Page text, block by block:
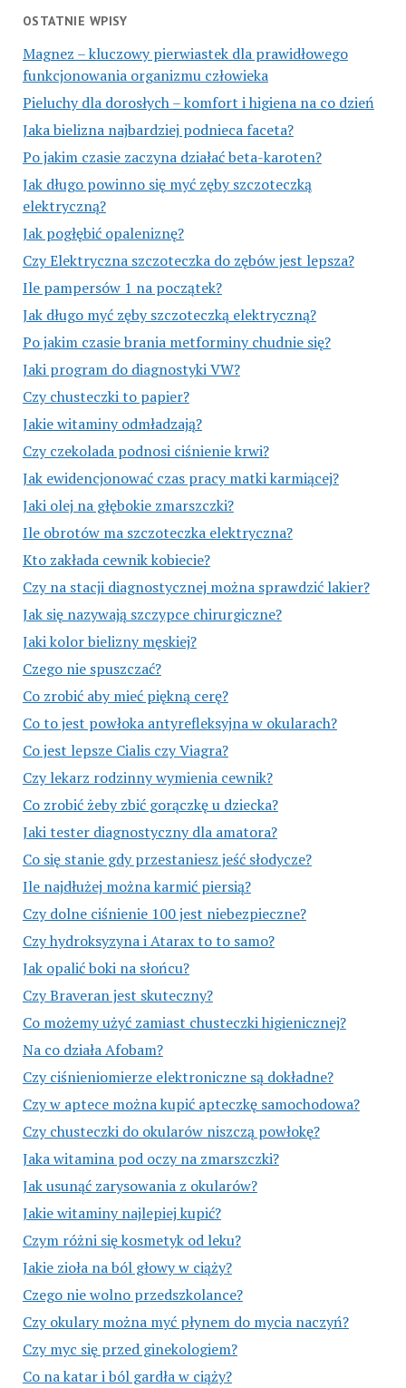
OSTATNIE WPISY
Magnez – kluczowy pierwiastek dla prawidłowego
funkcjonowania organizmu człowieka
Pieluchy dla dorosłych – komfort i higiena na co dzień
Jaka bielizna najbardziej podnieca faceta?
Po jakim czasie zaczyna działać beta-karoten?
Jak długo powinno się myć zęby szczoteczką
elektryczną?
Jak pogłębić opaleniznę?
Czy Elektryczna szczoteczka do zębów jest lepsza?
Ile pampersów 1 na początek?
Jak długo myć zęby szczoteczką elektryczną?
Po jakim czasie brania metforminy chudnie się?
Jaki program do diagnostyki VW?
Czy chusteczki to papier?
Jakie witaminy odmładzają?
Czy czekolada podnosi ciśnienie krwi?
Jak ewidencjonować czas pracy matki karmiącej?
Jaki olej na głębokie zmarszczki?
Ile obrotów ma szczoteczka elektryczna?
Kto zakłada cewnik kobiecie?
Czy na stacji diagnostycznej można sprawdzić lakier?
Jak się nazywają szczypce chirurgiczne?
Jaki kolor bielizny męskiej?
Czego nie spuszczać?
Co zrobić aby mieć piękną cerę?
Co to jest powłoka antyrefleksyjna w okularach?
Co jest lepsze Cialis czy Viagra?
Czy lekarz rodzinny wymienia cewnik?
Co zrobić żeby zbić gorączkę u dziecka?
Jaki tester diagnostyczny dla amatora?
Co się stanie gdy przestaniesz jeść słodycze?
Ile najdłużej można karmić piersią?
Czy dolne ciśnienie 100 jest niebezpieczne?
Czy hydroksyzyna i Atarax to to samo?
Jak opalić boki na słońcu?
Czy Braveran jest skuteczny?
Co możemy użyć zamiast chusteczki higienicznej?
Na co działa Afobam?
Czy ciśnieniomierze elektroniczne są dokładne?
Czy w aptece można kupić apteczkę samochodowa?
Czy chusteczki do okularów niszczą powłokę?
Jaka witamina pod oczy na zmarszczki?
Jak usunąć zarysowania z okularów?
Jakie witaminy najlepiej kupić?
Czym różni się kosmetyk od leku?
Jakie zioła na ból głowy w ciąży?
Czego nie wolno przedszkolance?
Czy okulary można myć płynem do mycia naczyń?
Czy myc się przed ginekologiem?
Co na katar i ból gardła w ciąży?